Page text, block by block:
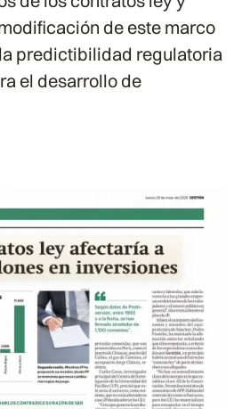
de este marco
predictibilidad regulatoria
el desarrollo de